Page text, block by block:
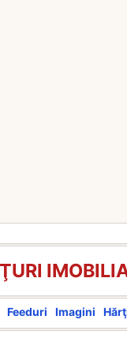
Feeduri Imagini